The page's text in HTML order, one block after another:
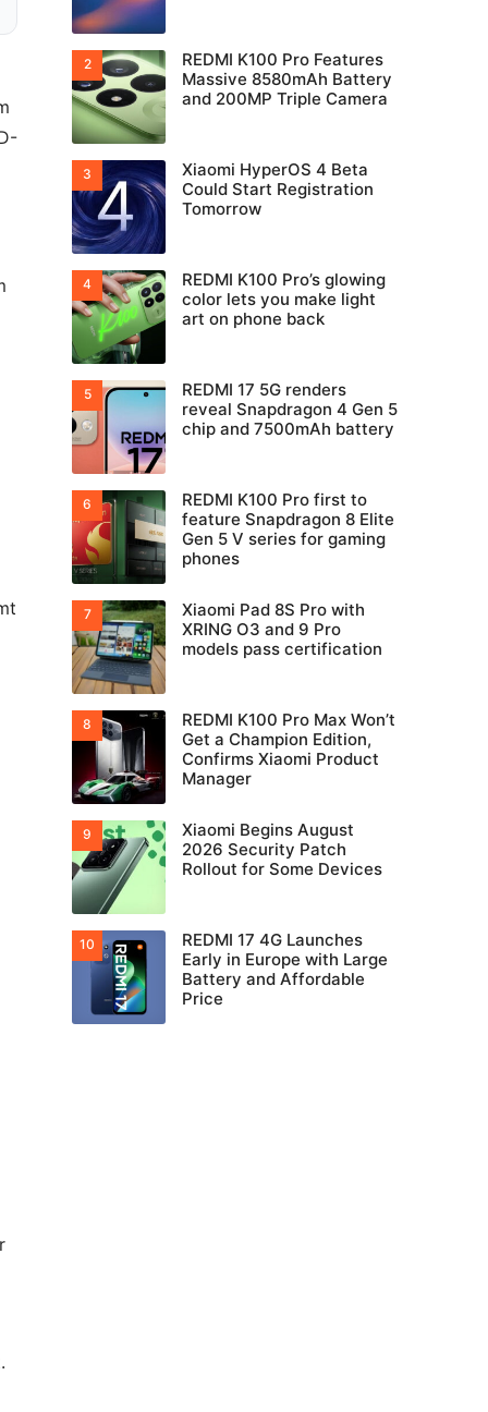
REDMI K100 Pro Features
Massive 8580mAh Battery
and 200MP Triple Camera
Xiaomi HyperOS 4 Beta
Could Start Registration
Tomorrow
REDMI K100 Pro’s glowing
color lets you make light
art on phone back
REDMI 17 5G renders
reveal Snapdragon 4 Gen 5
chip and 7500mAh battery
REDMI K100 Pro first to
feature Snapdragon 8 Elite
Gen 5 V series for gaming
phones
Xiaomi Pad 8S Pro with
XRING O3 and 9 Pro
models pass certification
REDMI K100 Pro Max Won’t
Get a Champion Edition,
Confirms Xiaomi Product
Manager
Xiaomi Begins August
2026 Security Patch
Rollout for Some Devices
REDMI 17 4G Launches
Early in Europe with Large
Battery and Affordable
Price